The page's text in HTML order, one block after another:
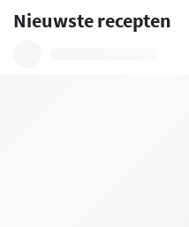
Nieuwste recepten